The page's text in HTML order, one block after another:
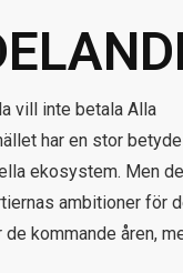
vill inte betala Alla
har en stor
ekosystem. Men
ambitioner för
kommande åren,